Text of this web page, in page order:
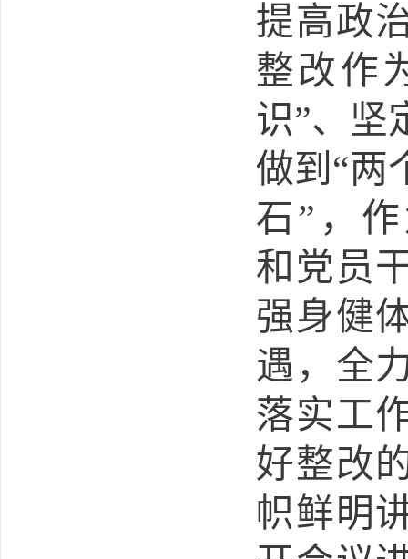
提高政
整改作
识”、坚
做到“两
石”，
和党员
强身健
遇，全
落实工
好整改
帜鲜明